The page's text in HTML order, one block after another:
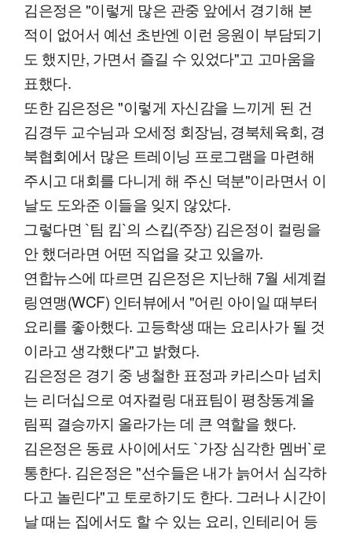
김은정은 "이렇게 많은 관중 앞에서 경기해 본
적이 없어서 예선 초반엔 이런 응원이 부담되기
도 했지만, 가면서 즐길 수 있었다"고 고마움을
표했다.
또한 김은정은 "이렇게 자신감을 느끼게 된 건
김경두 교수님과 오세정 회장님, 경북체육회, 경
북협회에서 많은 트레이닝 프로그램을 마련해
주시고 대회를 다니게 해 주신 덕분"이라면서 이
날도 도와준 이들을 잊지 않았다.
그렇다면 `팀 킴`의 스킵(주장) 김은정이 컬링을
안 했더라면 어떤 직업을 갖고 있을까.
연합뉴스에 따르면 김은정은 지난해 7월 세계컬
링연맹(WCF) 인터뷰에서 "어린 아이일 때부터
요리를 좋아했다. 고등학생 때는 요리사가 될 것
이라고 생각했다"고 밝혔다.
김은정은 경기 중 냉철한 표정과 카리스마 넘치
는 리더십으로 여자컬링 대표팀이 평창동계올
림픽 결승까지 올라가는 데 큰 역할을 했다.
김은정은 동료 사이에서도 `가장 심각한 멤버`로
통한다. 김은정은 "선수들은 내가 늙어서 심각하
다고 놀린다"고 토로하기도 한다. 그러나 시간이
날 때는 집에서도 할 수 있는 요리, 인테리어 등